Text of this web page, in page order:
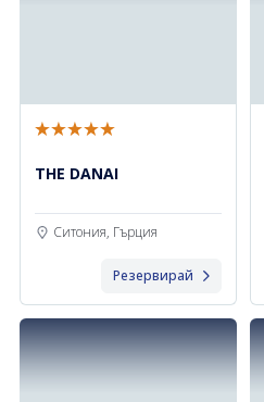
THE DANAI
Ситония, Гърция
Резервирай